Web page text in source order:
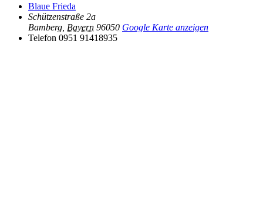
Blaue Frieda
Schützenstraße 2a
Bamberg Bayern 96050 Google Karte anzeigen
Telefon 0951 91418935